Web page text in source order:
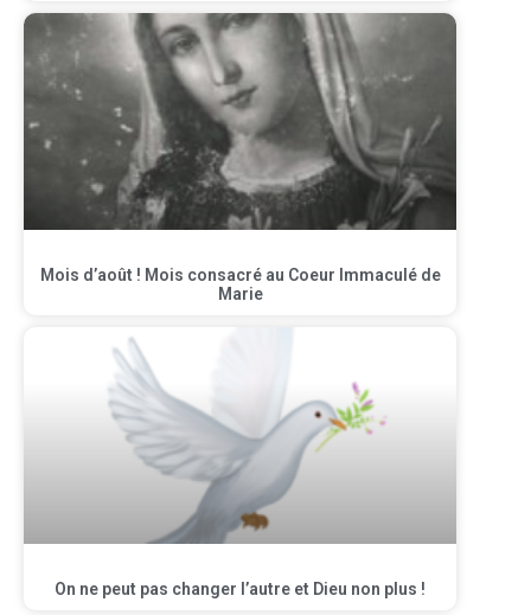
Mois d’août ! Mois consacré au Coeur Immaculé de
Marie
On ne peut pas changer l’autre et Dieu non plus !